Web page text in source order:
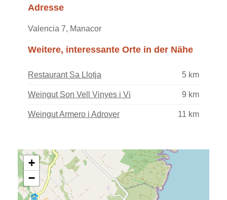
Adresse
Valencia 7, Manacor
Weitere, interessante Orte in der Nähe
Restaurant Sa Llotja 5 km
Weingut Son Vell Vinyes i Vi 9 km
Weingut Armero i Adrover 11 km
+
−